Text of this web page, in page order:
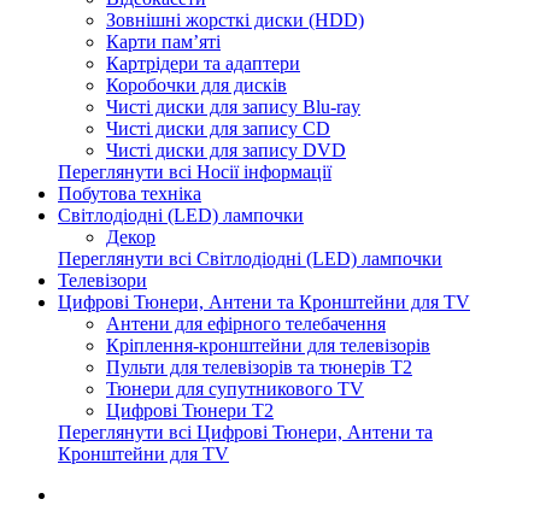
Зовнішні жорсткі диски (HDD)
Карти пам’яті
Картрідери та адаптери
Коробочки для дисків
Чисті диски для запису Blu-ray
Чисті диски для запису CD
Чисті диски для запису DVD
Переглянути всі Носії інформації
Побутова техніка
Світлодіодні (LED) лампочки
Декор
Переглянути всі Світлодіодні (LED) лампочки
Телевізори
Цифрові Тюнери, Антени та Кронштейни для TV
Антени для ефірного телебачення
Кріплення-кронштейни для телевізорів
Пульти для телевізорів та тюнерів T2
Тюнери для супутникового TV
Цифрові Тюнери T2
Переглянути всі Цифрові Тюнери, Антени та
Кронштейни для TV